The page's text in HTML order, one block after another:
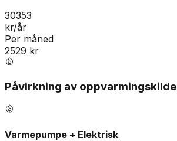
30353
kr/år
Per måned
2529 kr
Påvirkning av oppvarmingskilde
Varmepumpe + Elektrisk